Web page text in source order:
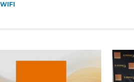
WIFI